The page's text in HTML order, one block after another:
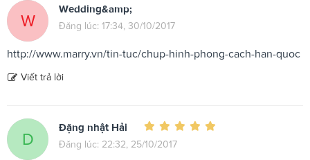
W
Wedding&amp;
Đăng lúc: 17:34, 30/10/2017
http://www.marry.vn/tin-tuc/chup-hinh-phong-cach-han-quoc
Viết trả lời
D
Đặng nhật Hải
Đăng lúc: 22:32, 25/10/2017